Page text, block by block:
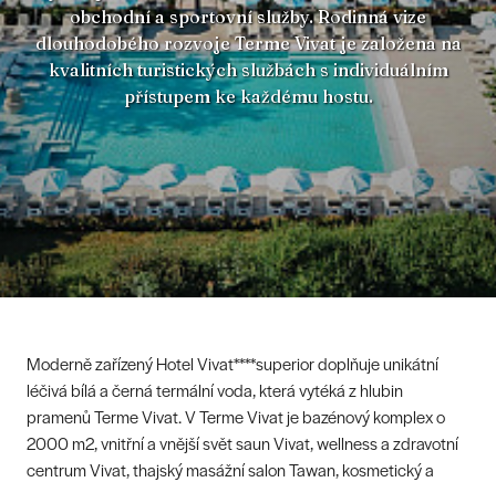
obchodní a sportovní služby. Rodinná vize
dlouhodobého rozvoje Terme Vivat je založena na
kvalitních turistických službách s individuálním
přístupem ke každému hostu.
Moderně zařízený Hotel Vivat****superior doplňuje unikátní
léčivá bílá a černá termální voda, která vytéká z hlubin
pramenů Terme Vivat. V Terme Vivat je bazénový komplex o
2000 m2, vnitřní a vnější svět saun Vivat, wellness a zdravotní
centrum Vivat, thajský masážní salon Tawan, kosmetický a